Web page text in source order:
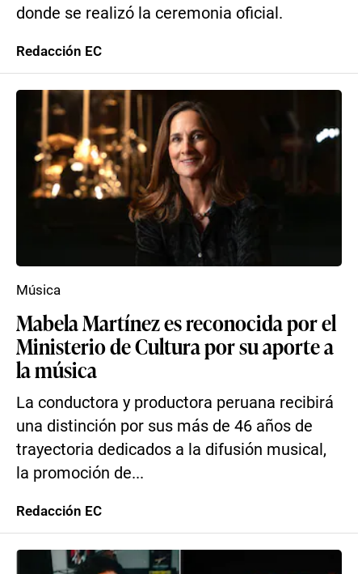
donde se realizó la ceremonia oficial.
Redacción EC
Mabela Martínez es reconocida por el
Ministerio de Cultura por su aporte a
la música
La conductora y productora peruana recibirá
una distinción por sus más de 46 años de
trayectoria dedicados a la difusión musical,
la promoción de...
Música
Redacción EC